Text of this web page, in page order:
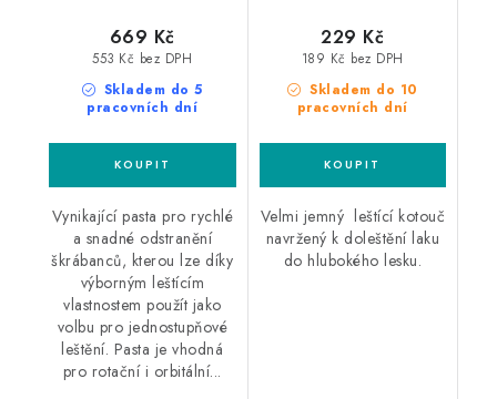
Skladem do 5
pracovních dní
553 Kč bez DPH
669 Kč
Vynikající pasta pro rychlé
a snadné odstranění
škrábanců, kterou lze díky
výborným leštícím
vlastnostem použít jako
volbu pro jednostupňové
leštění. Pasta je vhodná
pro rotační i orbitální...
Skladem do 10
pracovních dní
189 Kč bez DPH
229 Kč
Velmi jemný leštící kotouč
navržený k doleštění laku
do hlubokého lesku.